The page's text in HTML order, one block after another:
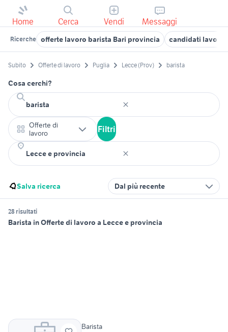
Home Cerca Vendi Messaggi
Ricerche offerte lavoro barista Bari provincia candidati lavoro
Subito Offerte di lavoro Puglia Lecce (Prov) barista
Cosa cerchi?
Offerte di
lavoro
Filtri
Salva ricerca Dal più recente
28 risultati
Barista in Offerte di lavoro a Lecce e provincia
Barista